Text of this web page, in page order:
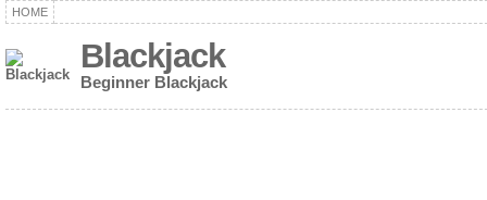
HOME
Blackjack
Beginner Blackjack